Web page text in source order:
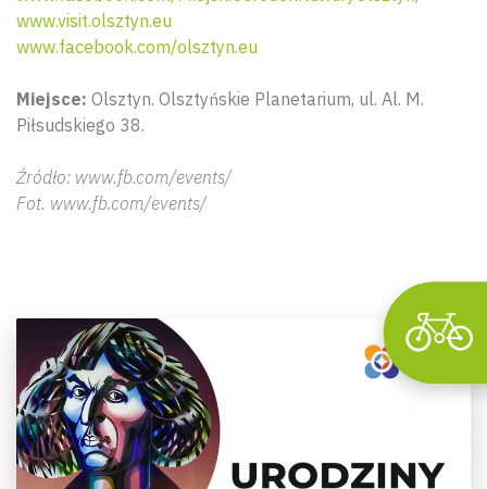
www.visit.olsztyn.eu
www.facebook.com/olsztyn.eu
Miejsce: Olsztyn. Olsztyńskie Planetarium, ul. Al. M.
Piłsudskiego 38.
Źródło: www.fb.com/events/
Fot. www.fb.com/events/